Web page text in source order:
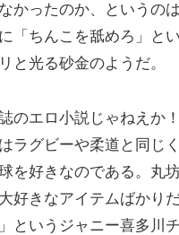
かったのか、というの
「ちんこを舐めろ」と
と光る砂金のようだ。
のエロ小説じゃねえか
ラグビーや柔道と同じ
を好きなのである。丸
好きなアイテムばかり
というジャニー喜多川